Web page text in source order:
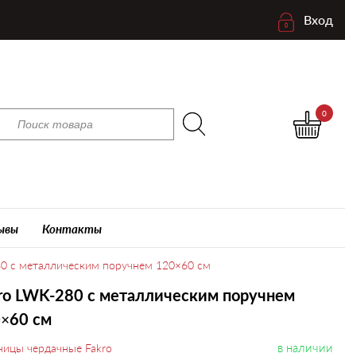
Вход
0
Контакты
с металлическим поручнем 120×60 см
LWK-280 с металлическим поручнем
см
чердачные Fakro в наличии